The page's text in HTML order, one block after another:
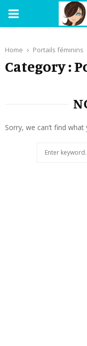
PRIMARY
Home Portails féminins
Category :
Sorry, we can’t find
for: